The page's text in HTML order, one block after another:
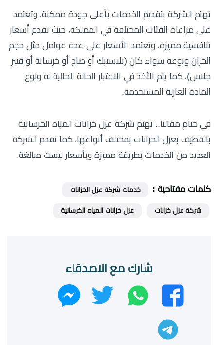
تهتم الشركة بتقديم الخدمات بأعلى جودة ممكنة، وتعتمد
على مراعاة الفئات المختلفة في المملكة، حيث تقدم أسعار
تنافسية مميزة، وتعتمد الأسعار على عدة عوامل مثل حجم
الخزان ونوعه سواء كان (بلاستيك أو صاج أو خرسانة أو فيبر
جلاس)، كما يتم الأخذ في الاعتبار الحالة الحالية له ونوع
المادة العازلة المستخدمة.
في ختام مقالنا.. تهتم شركة عزل خزانات المياه الخرسانية
بالقطيف بعزل الخزانات بمختلف أنواعها، كما تقدم الشركة
العديد من الخدمات بطريقة مميزة وبأسعار ليست مبالغة.
كلمات مفتاحية : خدمات شركة عزل الخزانات
شركة عزل خزانات عزل خزانات المياه الخرسانية
شارك مع الاصدقاء
فيسبوك واتسابتويتر ماسنجر